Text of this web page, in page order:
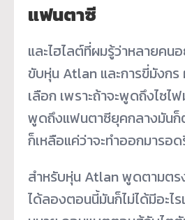
แฟนตาซี
และไฮไลต์ที่ผมรู้ว่าหลายคน
ขับหุ่น Atlan และการขี่มังกร
เลือก เพราะถ้าจะพูดถึงไซ
พูดถึงแฟนตาซียุคกลางมันก็
ก็เหลือแค่ว่าจะทำออกมารอด
สำหรับหุ่น Atlan พูดตามตร
ได้ลองตอนนี้มันก็ไม่ได้มีอะไ